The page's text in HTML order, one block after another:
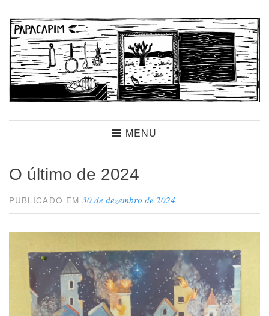
para
conteúdo
PapacapimMENU
O último de 2024
PUBLICADO EM30 de dezembro de 2024